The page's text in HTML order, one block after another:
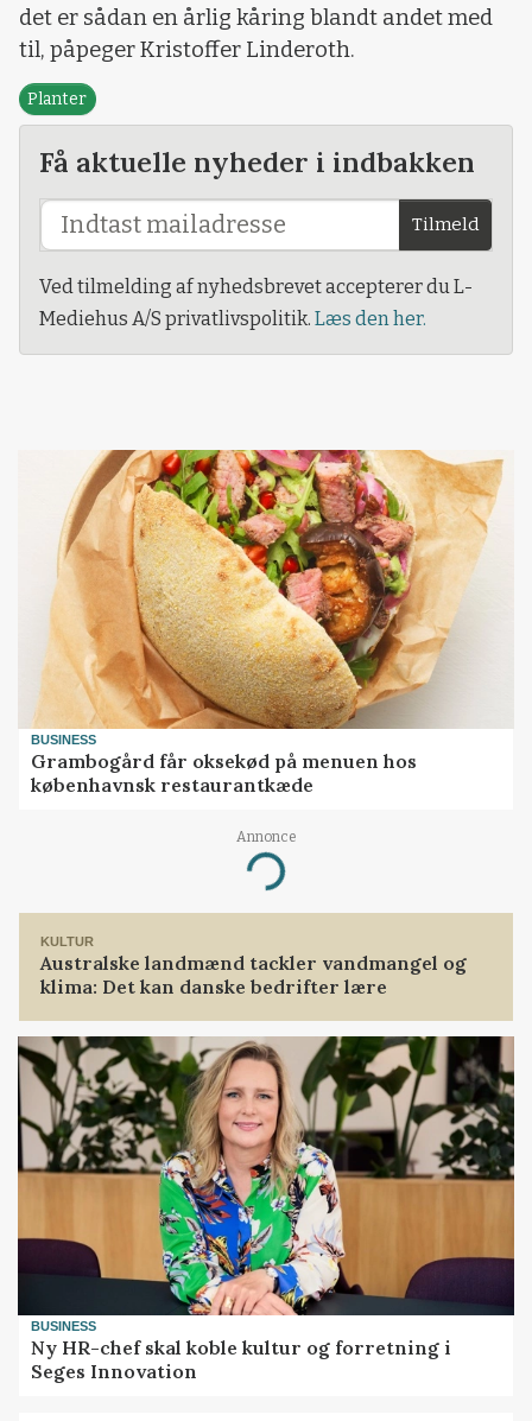
det er sådan en årlig kåring blandt andet med
til, påpeger Kristoffer Linderoth.
Planter
Få aktuelle nyheder i indbakken
Tilmeld
Ved tilmelding af nyhedsbrevet accepterer du L-
Mediehus A/S privatlivspolitik. Læs den her.
BUSINESS
Grambogård får oksekød på menuen hos
københavnsk restaurantkæde
Annonce
Loading...
KULTUR
Australske landmænd tackler vandmangel og
klima: Det kan danske bedrifter lære
BUSINESS
Ny HR-chef skal koble kultur og forretning i
Seges Innovation